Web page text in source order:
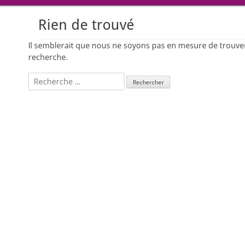
Rien de trouvé
Il semblerait que nous ne soyons pas en mesure de
recherche.
Rechercher :